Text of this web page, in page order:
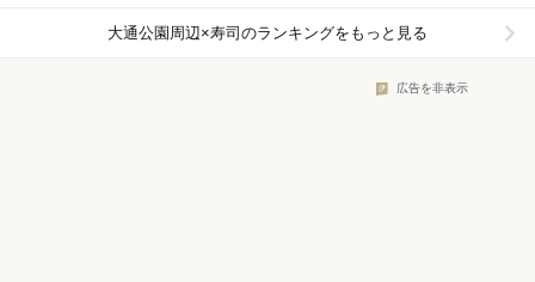
大通公園周辺×寿司 のランキングをもっと見る
広告を非表示